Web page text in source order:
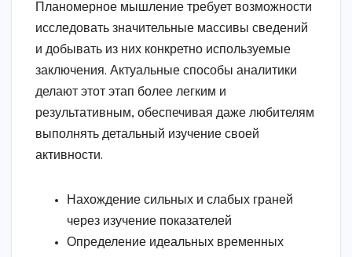
Планомерное мышление требует возможности
исследовать значительные массивы сведений
и добывать из них конкретно используемые
заключения. Актуальные способы аналитики
делают этот этап более легким и
результативным, обеспечивая даже любителям
выполнять детальный изучение своей
активности.
Нахождение сильных и слабых граней
через изучение показателей
Определение идеальных временных